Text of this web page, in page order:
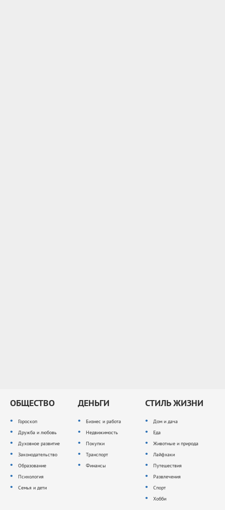
ОБЩЕСТВО
Гороскоп
Дружба и любовь
Духовное развитие
Законодательство
Образование
Психология
Семья и дети
ДЕНЬГИ
Бизнес и работа
Недвижимость
Покупки
Транспорт
Финансы
СТИЛЬ ЖИЗНИ
Дом и дача
Еда
Животные и природа
Лайфхаки
Путешествия
Развлечения
Спорт
Хобби